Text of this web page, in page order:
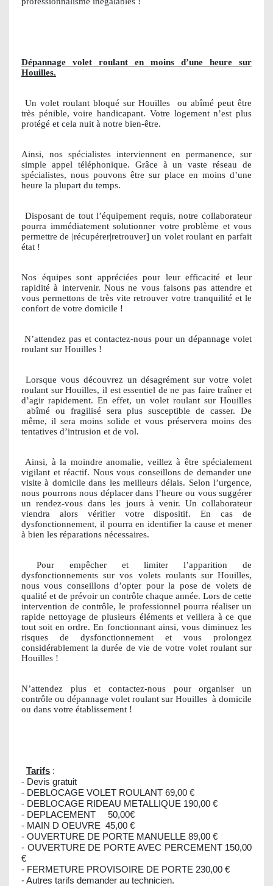
Dépannage volet roulant en moins d’une heure sur
Houilles.
Un volet roulant bloqué sur Houilles
ou abîmé peut être
très pénible, voire handicapant. Votre logement n’est plus
protégé et cela nuit à notre bien-être.
Ainsi, nos spécialistes interviennent en permanence, sur
simple appel téléphonique. Grâce à un vaste réseau de
spécialistes, nous pouvons être sur place en moins d’une
heure la plupart du temps.
Disposant de tout l’équipement requis, notre collaborateur
pourra immédiatement solutionner votre problème et vous
permettre de |récupérer|retrouver] un volet roulant en parfait
état !
Nos équipes sont appréciées pour leur efficacité et leur
rapidité à intervenir. Nous ne vous faisons pas attendre et
vous permettons de très vite retrouver votre tranquilité et le
confort de votre domicile !
N’attendez pas et contactez-nous pour un dépannage volet
roulant sur Houilles !
Lorsque vous découvrez un désagrément sur votre volet
roulant sur Houilles, il est essentiel de ne pas faire traîner et
d’agir rapidement. En effet, un volet roulant sur Houilles
abîmé ou fragilisé sera plus susceptible de casser. De
même, il sera moins solide et vous préservera moins des
tentatives d’intrusion et de vol.
Ainsi, à la moindre anomalie, veillez à être spécialement
vigilant et réactif. Nous vous conseillons de demander une
visite à domicile dans les meilleurs délais. Selon l’urgence,
nous pourrons nous déplacer dans l’heure ou vous suggérer
un rendez-vous dans les jours à venir. Un collaborateur
viendra alors vérifier votre dispositif. En cas de
dysfonctionnement, il pourra en identifier la cause et mener
à bien les réparations nécessaires.
Pour empêcher et limiter l’apparition de
dysfonctionnements sur vos volets roulants sur Houilles,
nous vous conseillons d’opter pour la pose de volets de
qualité et de prévoir un contrôle chaque année. Lors de cette
intervention de contrôle, le professionnel pourra réaliser un
rapide nettoyage de plusieurs éléments et veillera à ce que
tout soit en ordre. En fonctionnant ainsi, vous diminuez les
risques de dysfonctionnement et vous prolongez
considérablement la durée de vie de votre volet roulant sur
Houilles !
N’attendez plus et contactez-nous pour organiser un
contrôle ou dépannage volet roulant sur Houilles à domicile
ou dans votre établissement !
Tarifs :
- Devis gratuit
- DEBLOCAGE VOLET ROULANT 69,00 €
- DEBLOCAGE RIDEAU METALLIQUE 190,00 €
- DEPLACEMENT 50,00€
- MAIN D OEUVRE 45,00 €
- OUVERTURE DE PORTE MANUELLE 89,00 €
- OUVERTURE DE PORTE AVEC PERCEMENT 150,00
€
- FERMETURE PROVISOIRE DE PORTE 230,00 €
- Autres tarifs demander au technicien.